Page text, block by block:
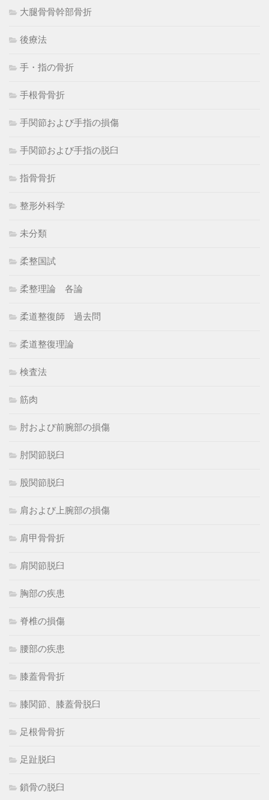
大腿骨骨幹部骨折
後療法
手・指の骨折
手根骨骨折
手関節および手指の損傷
手関節および手指の脱臼
指骨骨折
整形外科学
未分類
柔整国試
柔整理論 各論
柔道整復師 過去問
柔道整復理論
検査法
筋肉
肘および前腕部の損傷
肘関節脱臼
股関節脱臼
肩および上腕部の損傷
肩甲骨骨折
肩関節脱臼
胸部の疾患
脊椎の損傷
腰部の疾患
膝蓋骨骨折
膝関節、膝蓋骨脱臼
足根骨骨折
足趾脱臼
鎖骨の脱臼